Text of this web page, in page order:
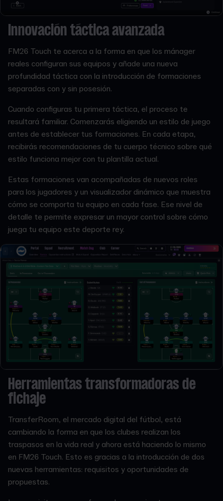
Innovación táctica avanzada
FM26 Touch te acerca a la forma en que los mánager
reales configuran sus equipos y añade una nueva
profundidad táctica con la introducción de formaciones
separadas con y sin posesión.
Cuando configuras tu primera táctica, el proceso te
resultará familiar. Comenzarás eligiendo un estilo de juego
antes de establecer tus formaciones. En cada etapa,
recibirás recomendaciones de tu cuerpo técnico sobre qué
estilo funciona mejor con tu plantilla actual.
Estas formaciones van acompañadas de nuevos roles
para los jugadores y un visualizador dinámico que muestra
cómo se comporta tu equipo en cada fase. Ese nivel de
detalle te permite expresar un mayor control sobre cómo
juega tu equipo este deporte rey.
Herramientas transformadoras de
fichaje
TransferRoom, el mercado digital del fútbol, está
cambiando la forma en que los clubes realizan los
traspasos en la vida real y ahora está haciendo lo mismo
en FM26 Touch. Esto es gracias a la introducción de dos
nuevas herramientas: requisitos y oportunidades de
propuestas.